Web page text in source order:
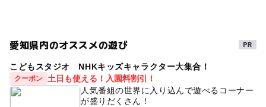
愛知県内のオススメの遊び
こどもスタジオ NHKキッズキャラクター大集合！
クーポン
土日も使える！入園料割引！
人気番組の世界に入り込んで遊べるコーナー
が盛りだくさん！